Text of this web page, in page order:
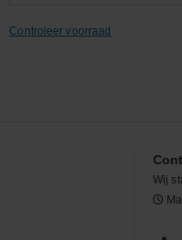
Controleer voorraad
Wij